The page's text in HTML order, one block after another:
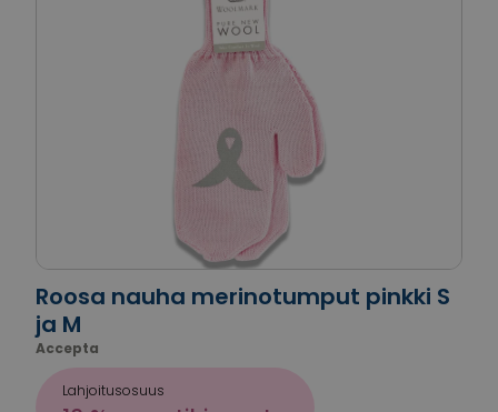
Roosa nauha merinotumput pinkki S
ja M
Accepta
Lahjoitusosuus